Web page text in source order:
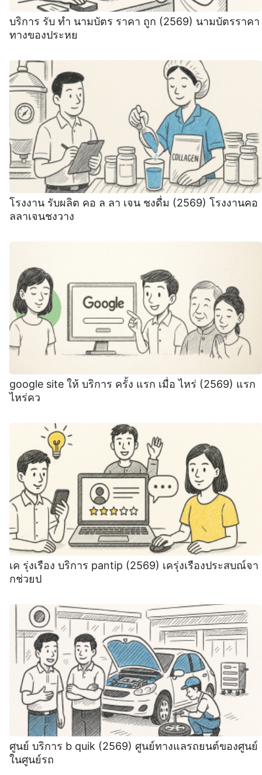
บริการ รับ ทำ นามบัตร ราคา ถูก (2569) นามบัตรราคา
ทางของประหย
โรงงาน รับผลิต คอ ล ลา เจน ชงดื่ม (2569) โรงงานคอ
ลลาเจนชงวาง
google site ให้ บริการ ครั้ง แรก เมื่อ ไหร่ (2569) แรก
ไหร่คว
เค รุ่งเรือง บริการ pantip (2569) เครุ่งเรืองประสบณ์จา
กช่วยป
ศูนย์ บริการ b quik (2569) ศูนย์ทางแลรถยนต์ของศูนย์
ในศูนย์รถ